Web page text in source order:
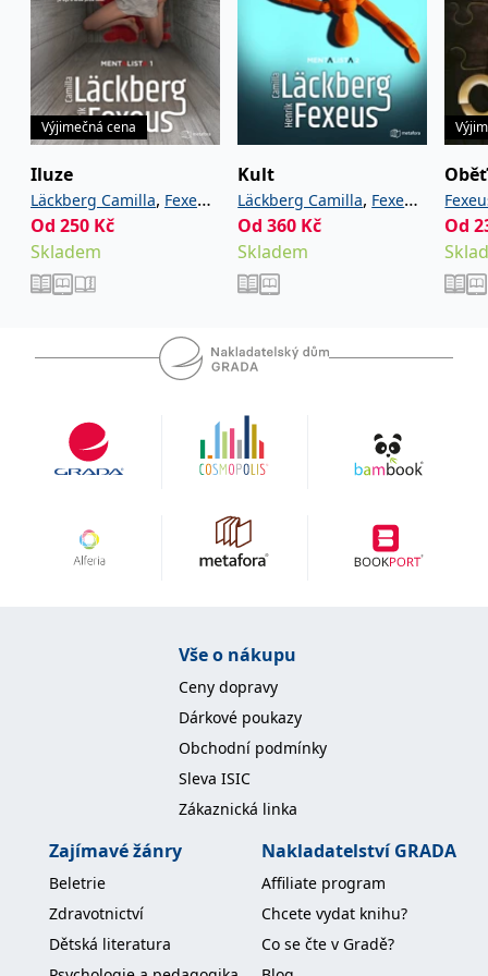
Výjimečná cena
Iluze
Läckberg Camilla, Fexeus
Henrik
Od 250 Kč
Skladem
Kult
Läckberg Camilla, Fexeus
Henrik
Od360 Kč
Skladem
Oběť
Od
Vše o nákupu
Ceny dopravy
Dárkové poukazy
Obchodní podmínky
Sleva ISIC
Zákaznická linka
Zajímavé žánry
Beletrie
Zdravotnictví
Dětská literatura
Nakladatelství GRADA
Affiliate program
Chcete vydat knihu?
Co se čte v Gradě?